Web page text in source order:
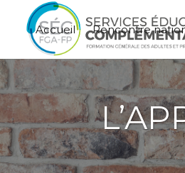
Accueil Rencontre